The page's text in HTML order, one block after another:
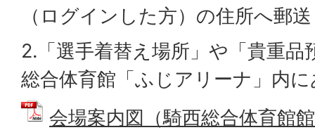
（ログインした方）の住所へ郵
2.「選手着替え場所」や「貴重品
総合体育館「ふじアリーナ」内
会場案内図（騎西総合体育館